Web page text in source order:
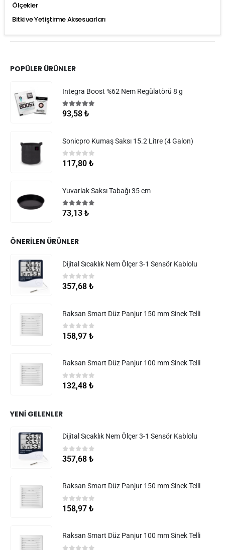
Ölçekler
Bitki ve Yetiştirme Aksesuarları
POPÜLER ÜRÜNLER
Integra Boost %62 Nem Regülatörü 8 g
5.005 üzerinden
93,58 ₺
Sonicpro Kumaş Saksı 15.2 Litre (4 Galon)
0 5 üzerinden
117,80 ₺
Yuvarlak Saksı Tabağı 35 cm
5.005 üzerinden
73,13 ₺
ÖNERILEN ÜRÜNLER
Dijital Sıcaklık Nem Ölçer 3-1 Sensör Kablolu
05 üzerinden
357,68 ₺
Raksan Smart Düz Panjur 150 mm Sinek Telli
0 5 üzerinden
158,97 ₺
Raksan Smart Düz Panjur 100 mm Sinek Telli
05 üzerinden
132,48 ₺
YENI GELENLER
Dijital Sıcaklık Nem Ölçer 3-1 Sensör Kablolu
05 üzerinden
357,68 ₺
Raksan Smart Düz Panjur 150 mm Sinek Telli
0 5 üzerinden
158,97 ₺
Raksan Smart Düz Panjur 100 mm Sinek Telli